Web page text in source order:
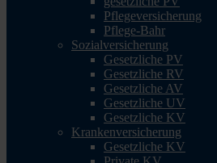
Pflegeversicherung
Pflege-Bahr
Sozialversicherung
Gesetzliche PV
Gesetzliche RV
Gesetzliche AV
Gesetzliche UV
Gesetzliche KV
Krankenversicherung
Gesetzliche KV